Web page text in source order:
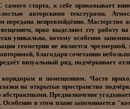
самого старта, к себе приковывает
авторскими текстурами.
передана непревзойдённо. Мастерство
ярко выделяют эту работу
уникальна, потому особенно
геометрии не является чрезмерной,
благодаря сочетанию
визуальный ряд, подчёркивает
и помещениям. Часто
на открытые пространства
Предназначение
в этом плане запоминается